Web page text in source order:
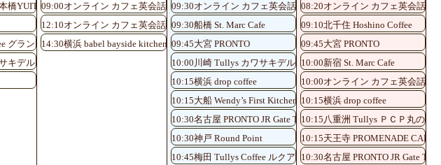
橋YUITOアネックス店
グランフロント大阪北館1F店
キデルタ店
09:00オンライン カフェ英会話♪
12:10オンライン カフェ英会話♪
14:30横浜 babel bayside kitchen
09:30オンライン カフェ英会話♪
09:30船橋 St. Marc Cafe
09:45大宮 PRONTO
10:00川崎 Tullys カワサキデルタ店
10:15横浜 drop coffee
10:15大船 Wendy’s First Kitchen
10:30名古屋 PRONTO JR Gate Tower Store
10:30神戸 Round Point
10:45梅田 Tullys Coffee ルクアイーレ5階店
08:20オンライン カフェ英会話♪
09:10北千住 Hoshino Coffee
09:45大宮 PRONTO
10:00新宿 St. Marc Cafe
10:00オンライン カフェ英会話♪
10:15横浜 drop coffee
10:15八重洲 Tullys ＰＣＰ丸の内
10:15天王寺 PROMENADE CAFE
10:30名古屋 PRONTO JR Gate